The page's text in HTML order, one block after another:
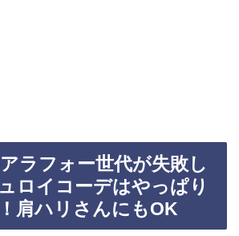
ラフォー世代が失敗し
ロイコーデはやっぱり
肩ハリさんにもOK